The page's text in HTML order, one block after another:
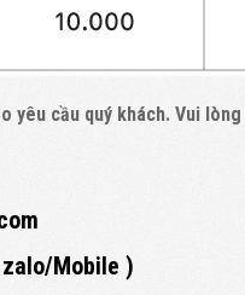
yêu cầu quý khách. Vui
Mobile )